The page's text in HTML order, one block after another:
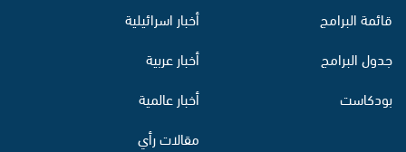
قائمة البرامج
جدول البرامج
بودكاست
أخبار اسرائيلية
أخبار عربية
أخبار عالمية
مقالات رأي